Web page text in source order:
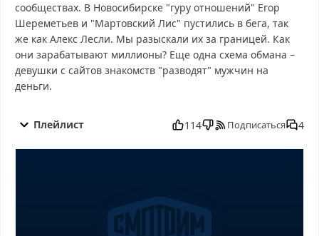
сообществах. В Новосибирске "гуру отношений" Егор
Шереметьев и "Мартовский Лис" пустились в бега, так
же как Алекс Лесли. Мы разыскали их за границей. Как
они зарабатывают миллионы? Еще одна схема обмана –
девушки с сайтов знакомств "разводят" мужчин на
деньги.
от 10.12.2025 смотреть онлайн, Малахов от 10.12.2025
выпуск, Малахов от 10.12.2025 сегодня смотреть, Малахов от
телепередача, прямой эфир Малахов от 10.12.2025 онлайн
бесплатно, программа Малахов от 10.12.2025, смотреть
Малахов от 10.12.2025 онлайн, самое интересное в Малахов от
Плейлист 114 Подписаться 4